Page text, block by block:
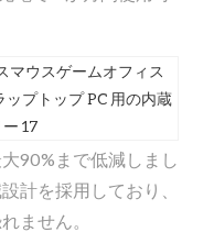
90%まで低減しまし
計を採用しており、
ません。